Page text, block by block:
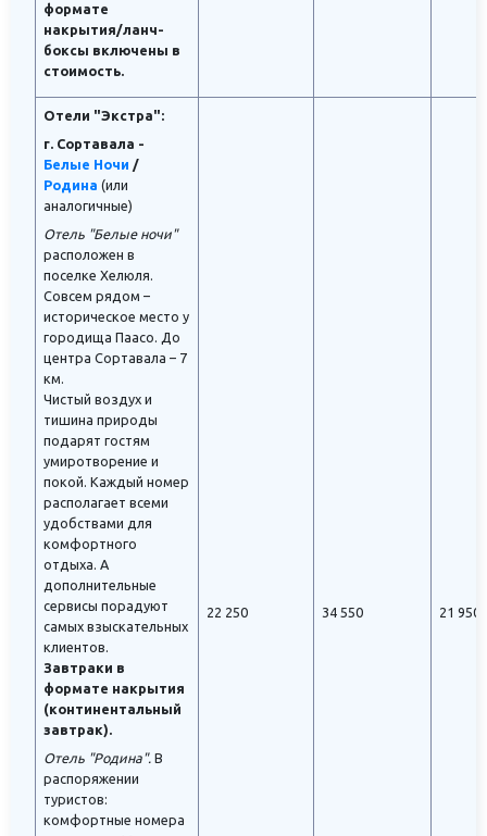
формате
накрытия/ланч-
боксы включены в
стоимость.
Отели "Экстра":
г. Сортавала -
Белые Ночи /
Родина (или
аналогичные)
Отель "Белые ночи"
расположен в
поселке Хелюля.
Совсем рядом –
историческое место у
городища Паасо. До
центра Сортавала – 7
км.
Чистый воздух и
тишина природы
подарят гостям
умиротворение и
покой. Каждый номер
располагает всеми
удобствами для
комфортного
отдыха. А
дополнительные
сервисы порадуют
самых взыскательных
клиентов.
Завтраки в
формате накрытия
(континентальный
завтрак).
Отель "Родина".В
распоряжении
туристов:
комфортные номера
22 250 34 550 21 950